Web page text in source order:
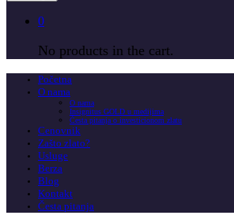
0
No products in the cart.
Početna
O nama
O nama
Insignitus GOLD u medijima
Česta pitanja o investicionom zlatu
Cenovnik
Zašto zlato?
Usluge
Berza
Blog
Kontakt
Česta pitanja